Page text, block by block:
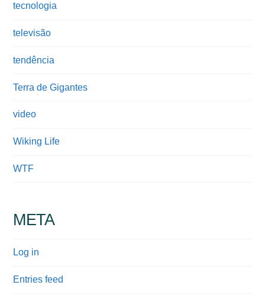
tecnologia
televisão
tendência
Terra de Gigantes
video
Wiking Life
WTF
META
Log in
Entries feed